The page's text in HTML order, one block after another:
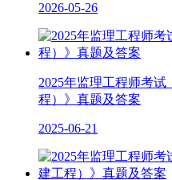
2026-05-26
2025年监理工程师考
程）》真题及答案
2025-06-21